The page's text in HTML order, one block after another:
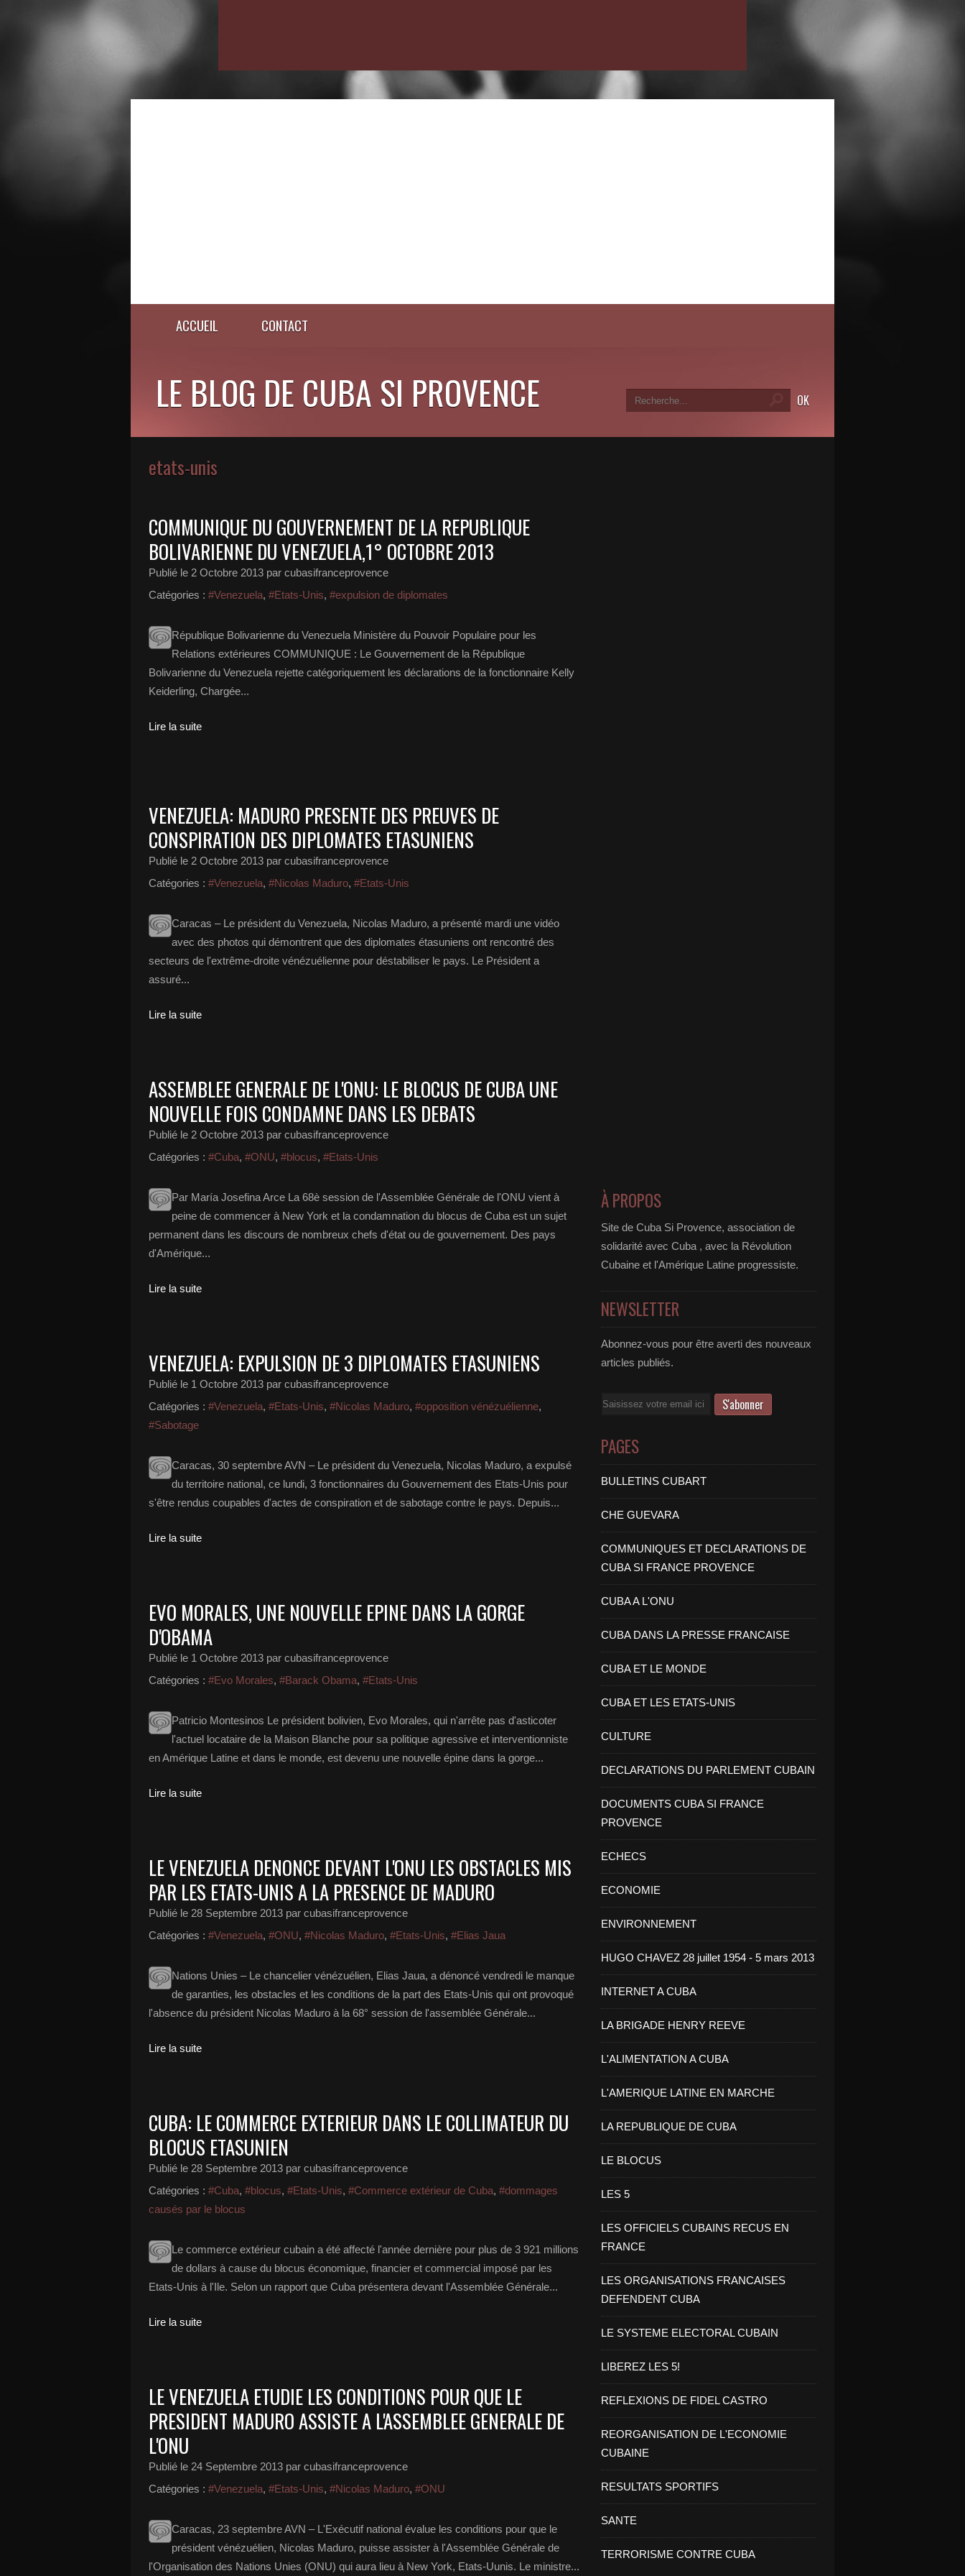
ACCUEIL CONTACT
LE BLOG DE CUBA SI PROVENCE
etats-unis
COMMUNIQUE DU GOUVERNEMENT DE LA REPUBLIQUE
BOLIVARIENNE DU VENEZUELA,1° OCTOBRE 2013
Publié le 2 Octobre 2013 par cubasifranceprovence
Catégories : #Venezuela, #Etats-Unis, #expulsion de diplomates
République Bolivarienne du Venezuela Ministère du Pouvoir Populaire pour les
Relations extérieures COMMUNIQUE : Le Gouvernement de la République
Bolivarienne du Venezuela rejette catégoriquement les déclarations de la fonctionnaire Kelly
Keiderling, Chargée...
Lire la suite
VENEZUELA: MADURO PRESENTE DES PREUVES DE
CONSPIRATION DES DIPLOMATES ETASUNIENS
Publié le 2 Octobre 2013 par cubasifranceprovence
Catégories : #Venezuela, #Nicolas Maduro, #Etats-Unis
Caracas – Le président du Venezuela, Nicolas Maduro, a présenté mardi une vidéo
avec des photos qui démontrent que des diplomates étasuniens ont rencontré des
secteurs de l'extrême-droite vénézuélienne pour déstabiliser le pays. Le Président a
assuré...
Lire la suite
ASSEMBLEE GENERALE DE L'ONU: LE BLOCUS DE CUBA UNE
NOUVELLE FOIS CONDAMNE DANS LES DEBATS
Publié le 2 Octobre 2013 par cubasifranceprovence
Catégories : #Cuba, #ONU, #blocus, #Etats-Unis
Par María Josefina Arce La 68è session de l'Assemblée Générale de l'ONU vient à
peine de commencer à New York et la condamnation du blocus de Cuba est un sujet
permanent dans les discours de nombreux chefs d'état ou de gouvernement. Des pays
d'Amérique...
Lire la suite
VENEZUELA: EXPULSION DE 3 DIPLOMATES ETASUNIENS
Publié le 1 Octobre 2013 par cubasifranceprovence
Catégories : #Venezuela, #Etats-Unis, #Nicolas Maduro, #opposition vénézuélienne,
#Sabotage
Caracas, 30 septembre AVN – Le président du Venezuela, Nicolas Maduro, a expulsé
du territoire national, ce lundi, 3 fonctionnaires du Gouvernement des Etats-Unis pour
s'être rendus coupables d'actes de conspiration et de sabotage contre le pays. Depuis...
Lire la suite
EVO MORALES, UNE NOUVELLE EPINE DANS LA GORGE
D'OBAMA
Publié le 1 Octobre 2013 par cubasifranceprovence
Catégories : #Evo Morales, #Barack Obama, #Etats-Unis
Patricio Montesinos Le président bolivien, Evo Morales, qui n'arrête pas d'asticoter
l'actuel locataire de la Maison Blanche pour sa politique agressive et interventionniste
en Amérique Latine et dans le monde, est devenu une nouvelle épine dans la gorge...
Lire la suite
LE VENEZUELA DENONCE DEVANT L'ONU LES OBSTACLES MIS
PAR LES ETATS-UNIS A LA PRESENCE DE MADURO
Publié le 28 Septembre 2013 par cubasifranceprovence
Catégories : #Venezuela, #ONU, #Nicolas Maduro, #Etats-Unis, #Elias Jaua
Nations Unies – Le chancelier vénézuélien, Elias Jaua, a dénoncé vendredi le manque
de garanties, les obstacles et les conditions de la part des Etats-Unis qui ont provoqué
l'absence du président Nicolas Maduro à la 68° session de l'assemblée Générale...
Lire la suite
CUBA: LE COMMERCE EXTERIEUR DANS LE COLLIMATEUR DU
BLOCUS ETASUNIEN
Publié le 28 Septembre 2013 par cubasifranceprovence
Catégories : #Cuba, #blocus, #Etats-Unis, #Commerce extérieur de Cuba, #dommages
causés par le blocus
Le commerce extérieur cubain a été affecté l'année dernière pour plus de 3 921 millions
de dollars à cause du blocus économique, financier et commercial imposé par les
Etats-Unis à l'Ile. Selon un rapport que Cuba présentera devant l'Assemblée Générale...
Lire la suite
LE VENEZUELA ETUDIE LES CONDITIONS POUR QUE LE
PRESIDENT MADURO ASSISTE A L'ASSEMBLEE GENERALE DE
L'ONU
Publié le 24 Septembre 2013 par cubasifranceprovence
Catégories : #Venezuela, #Etats-Unis, #Nicolas Maduro, #ONU
Caracas, 23 septembre AVN – L'Exécutif national évalue les conditions pour que le
président vénézuélien, Nicolas Maduro, puisse assister à l'Assemblée Générale de
l'Organisation des Nations Unies (ONU) qui aura lieu à New York, Etats-Uunis. Le ministre...
À PROPOS
Site de Cuba Si Provence, association de
solidarité avec Cuba , avec la Révolution
Cubaine et l'Amérique Latine progressiste.
NEWSLETTER
Abonnez-vous pour être averti des nouveaux
articles publiés.
Email
PAGES
BULLETINS CUBART
CHE GUEVARA
COMMUNIQUES ET DECLARATIONS DE
CUBA SI FRANCE PROVENCE
CUBA A L'ONU
CUBA DANS LA PRESSE FRANCAISE
CUBA ET LE MONDE
CUBA ET LES ETATS-UNIS
CULTURE
DECLARATIONS DU PARLEMENT CUBAIN
DOCUMENTS CUBA SI FRANCE
PROVENCE
ECHECS
ECONOMIE
ENVIRONNEMENT
HUGO CHAVEZ 28 juillet 1954 - 5 mars 2013
INTERNET A CUBA
LA BRIGADE HENRY REEVE
L'ALIMENTATION A CUBA
L'AMERIQUE LATINE EN MARCHE
LA REPUBLIQUE DE CUBA
LE BLOCUS
LES 5
LES OFFICIELS CUBAINS RECUS EN
FRANCE
LES ORGANISATIONS FRANCAISES
DEFENDENT CUBA
LE SYSTEME ELECTORAL CUBAIN
LIBEREZ LES 5!
REFLEXIONS DE FIDEL CASTRO
REORGANISATION DE L'ECONOMIE
CUBAINE
RESULTATS SPORTIFS
SANTE
TERRORISME CONTRE CUBA